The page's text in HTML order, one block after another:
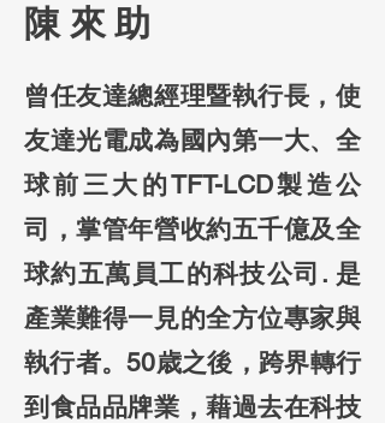
陳來助
曾任友達總經理暨執行長，使
友達光電成為國內第一大、全
球前三大的TFT-LCD製造公
司，掌管年營收約五千億及全
球約五萬員工的科技公司. 是
產業難得一見的全方位專家與
執行者。50歳之後，跨界轉行
到食品品牌業，藉過去在科技